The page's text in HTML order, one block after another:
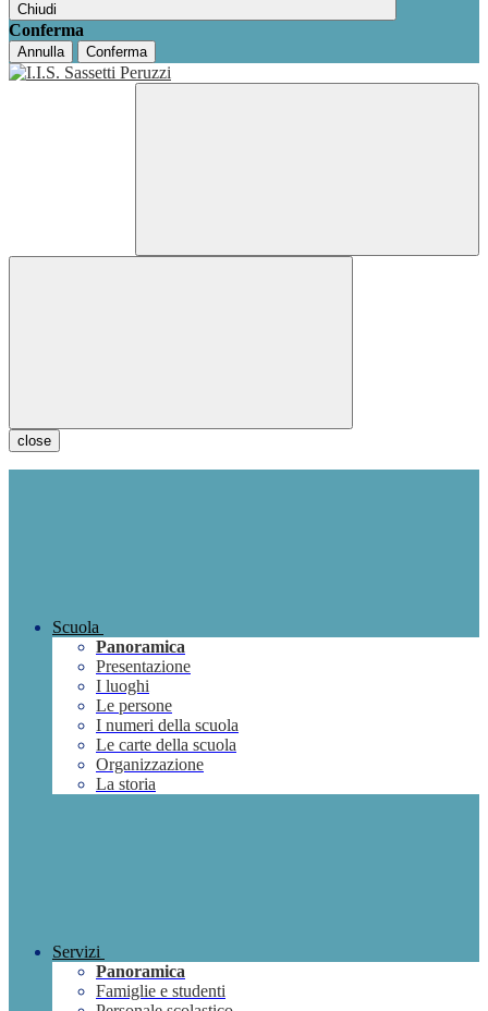
Chiudi
Conferma
Annulla Conferma
close
Scuola
Panoramica
Presentazione
I luoghi
Le persone
I numeri della scuola
Le carte della scuola
Organizzazione
La storia
Servizi
Panoramica
Famiglie e studenti